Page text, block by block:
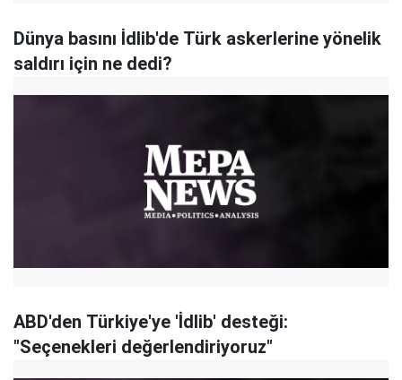
Dünya basını İdlib'de Türk askerlerine yönelik
saldırı için ne dedi?
ABD'den Türkiye'ye 'İdlib' desteği:
"Seçenekleri değerlendiriyoruz"